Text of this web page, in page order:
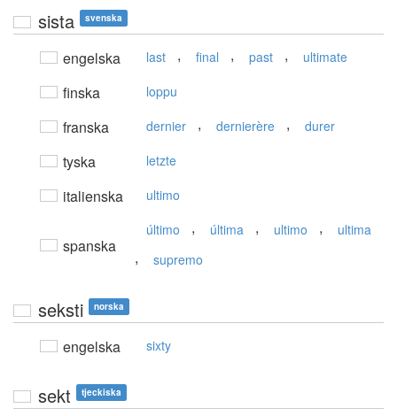
sista svenska
engelska last , final , past , ultimate
finska loppu
franska dernier , dernierère , durer
tyska letzte
italienska ultimo
spanska
último , última , ultimo , ultima
, supremo
seksti norska
engelska sixty
sekt tjeckiska